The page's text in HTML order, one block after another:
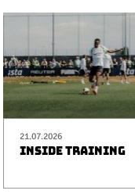
21.07.2026
INSIDE TRAINING